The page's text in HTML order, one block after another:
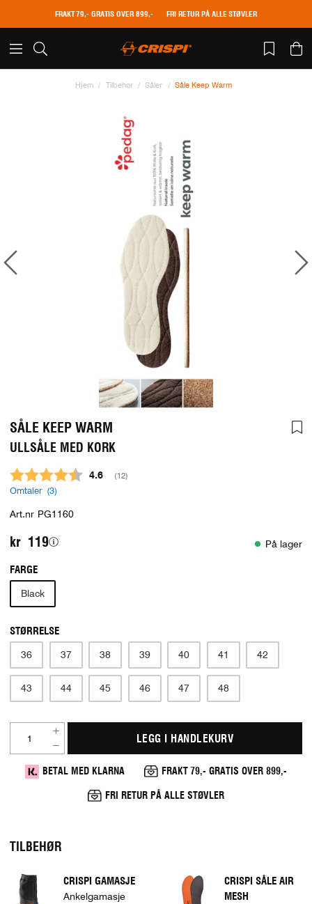
FRAKT 79,- GRATIS OVER 899,- FRI RETUR PÅ ALLE STØVLER
Hjem Tilbehør Såler Såle Keep Warm
SÅLE KEEP WARM
ULLSÅLE MED KORK
Gjennomsnittskarakter:
4.6 (stemmer:
12)
Omtaler (3)
Art.nr PG1160
kr 119 På lager
FARGE
Black
STØRRELSE
36 37 38 39 40 41 42
43 44 45 46 47 48
LEGG I HANDLEKURV
BETAL MED KLARNA FRAKT 79,- GRATIS OVER 899,-
FRI RETUR PÅ ALLE STØVLER
TILBEHØR
CRISPI GAMASJE
Ankelgamasje
CRISPI SÅLE AIR
MESH